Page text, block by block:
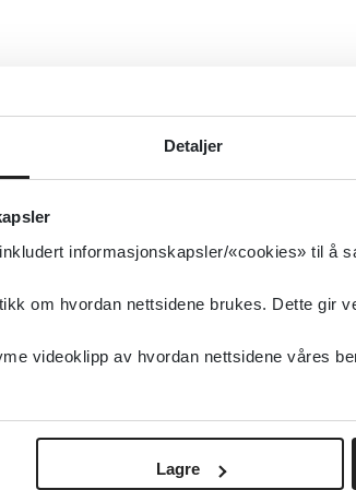
Detaljer
informasjonskapsler/«cookies» til å
om hvordan nettsidene brukes. Dette gir
videoklipp av hvordan nettsidene våres
Lagre